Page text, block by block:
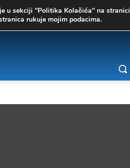
u sekciji "Politika Kolačića" na stranici
rukuje mojim podacima.